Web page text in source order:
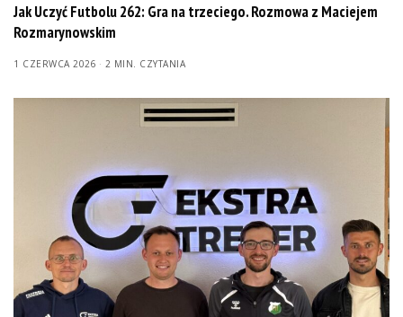
Jak Uczyć Futbolu 262: Gra na trzeciego. Rozmowa z Maciejem
Rozmarynowskim
1 CZERWCA 2026 2 MIN. CZYTANIA